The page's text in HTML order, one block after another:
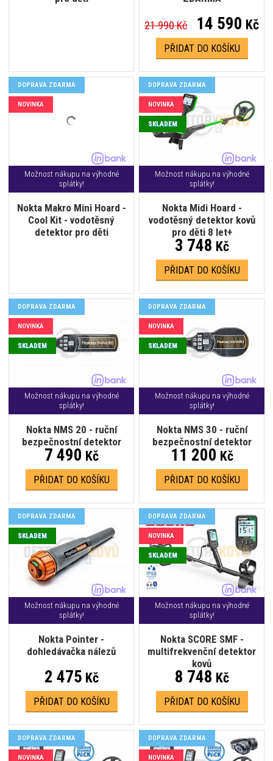
21 990 Kč 14 590 Kč
PŘIDAT DO KOŠÍKU
Možnost nákupu na výhodné
splátky!
Nokta Makro Mini Hoard -
Cool Kit - vodotěsný
detektor pro děti
DOPRAVA ZDARMA
NOVINKA
Možnost nákupu na výhodné
splátky!
Nokta Midi Hoard -
vodotěsný detektor kovů
pro děti 8 let+
DOPRAVA ZDARMA
NOVINKA
SKLADEM
3 748 Kč
PŘIDAT DO KOŠÍKU
Možnost nákupu na výhodné
splátky!
Nokta NMS 20 - ruční
bezpečnostní detektor
DOPRAVA ZDARMA
NOVINKA
SKLADEM
7 490 Kč
PŘIDAT DO KOŠÍKU
Možnost nákupu na výhodné
splátky!
Nokta NMS 30 - ruční
bezpečnostní detektor
DOPRAVA ZDARMA
NOVINKA
SKLADEM
11 200 Kč
PŘIDAT DO KOŠÍKU
Možnost nákupu na výhodné
splátky!
Nokta Pointer -
dohledávačka nálezů
DOPRAVA ZDARMA
SKLADEM
2 475 Kč
PŘIDAT DO KOŠÍKU
Možnost nákupu na výhodné
splátky!
Nokta SCORE SMF -
multifrekvenční detektor
kovů
DOPRAVA ZDARMA
NOVINKA
SKLADEM
8 748 Kč
PŘIDAT DO KOŠÍKU
DOPRAVA ZDARMA
NOVINKA
DOPRAVA ZDARMA
NOVINKA